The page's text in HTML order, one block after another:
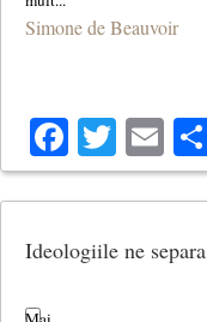
Simone de Beauvoir
Ideologiile ne